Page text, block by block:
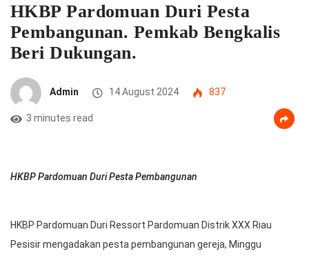
HKBP Pardomuan Duri Pesta
Pembangunan. Pemkab Bengkalis
Beri Dukungan.
Admin 14 August 2024 837
3 minutes read